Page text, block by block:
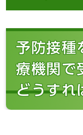
予防接種
療機関で
どうすれ